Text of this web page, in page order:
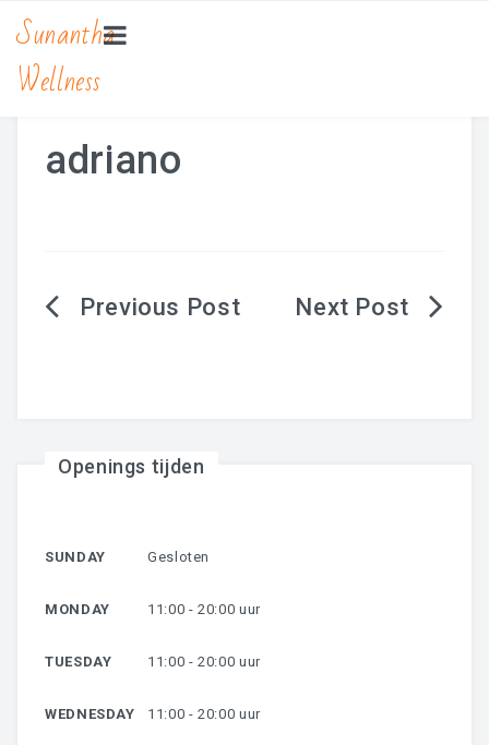
Sunantha
Wellness
BEAUTY
adriano
Berichtnavigatie
Openings tijden
SUNDAY Gesloten
MONDAY 11:00 - 20:00 uur
TUESDAY 11:00 - 20:00 uur
WEDNESDAY 11:00 - 20:00 uur